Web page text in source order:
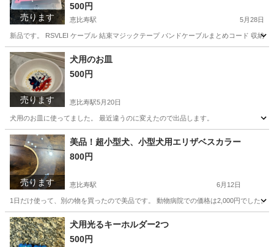
売ります
ップ繰り返し利用可能 マネージメントタイラップ
500円
恵比寿駅 5月28日
新品です。 RSVLEI ケーブル 結束マジックテープ バンドケーブルまとめコード 収納
東京 渋谷区 恵比寿駅
売ります
犬用のお皿
500円
恵比寿駅5月20日
犬用のお皿に使ってました。 最近違うのに変えたので出品します。
東京 渋谷区 恵比寿駅 食器
売ります
美品！超小型犬、小型犬用エリザベスカラー
800円
恵比寿駅 6月12日
1日だけ使って、別の物を買ったので美品です。 動物病院での価格は2,000円でした。
東京 渋谷区 恵比寿駅 その他
犬用光るキーホルダー2つ
500円